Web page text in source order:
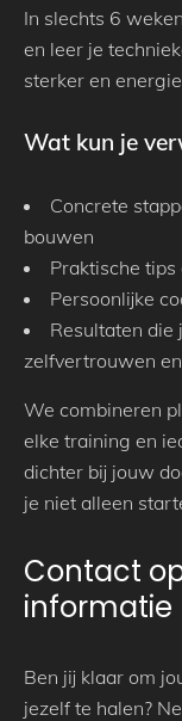
In slechts 6
en leer je
sterker en
Wat kun je
Concrete
bouwen
Praktische
Persoonlijke
Resultaten die
zelfvertrouwen
We combineren
elke training en
dichter bij jouw
je niet alleen
Contact
informatie
Ben jij klaar om
jezelf te halen?